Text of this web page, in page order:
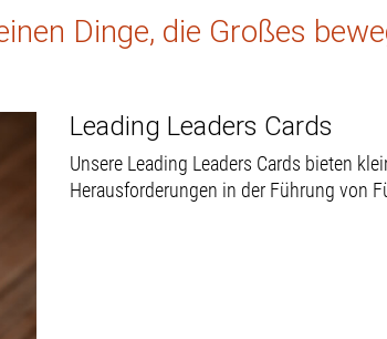
Dinge, die Großes
Leading Leaders Cards
Unsere Leading Leaders Cards bieten
Herausforderungen in der Führung von